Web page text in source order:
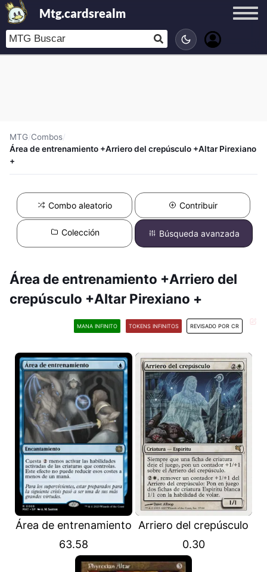
Mtg.cardsrealm
MTG/Combos/
Área de entrenamiento +Arriero del crepúsculo +Altar Pirexiano
+
Combo aleatorio Contribuir
Colección Búsqueda avanzada
Área de entrenamiento +Arriero del
crepúsculo +Altar Pirexiano +
MANA INFINITO TOKENS INFINITOS REVISADO POR CR
Área de entrenamiento
63.58
Arriero del crepúsculo
0.30